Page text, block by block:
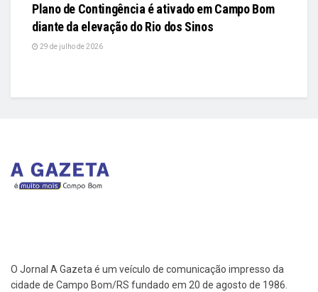
Plano de Contingência é ativado em Campo Bom
diante da elevação do Rio dos Sinos
29 de julho de 2026
O Jornal A Gazeta é um veículo de comunicação impresso da
cidade de Campo Bom/RS fundado em 20 de agosto de 1986.